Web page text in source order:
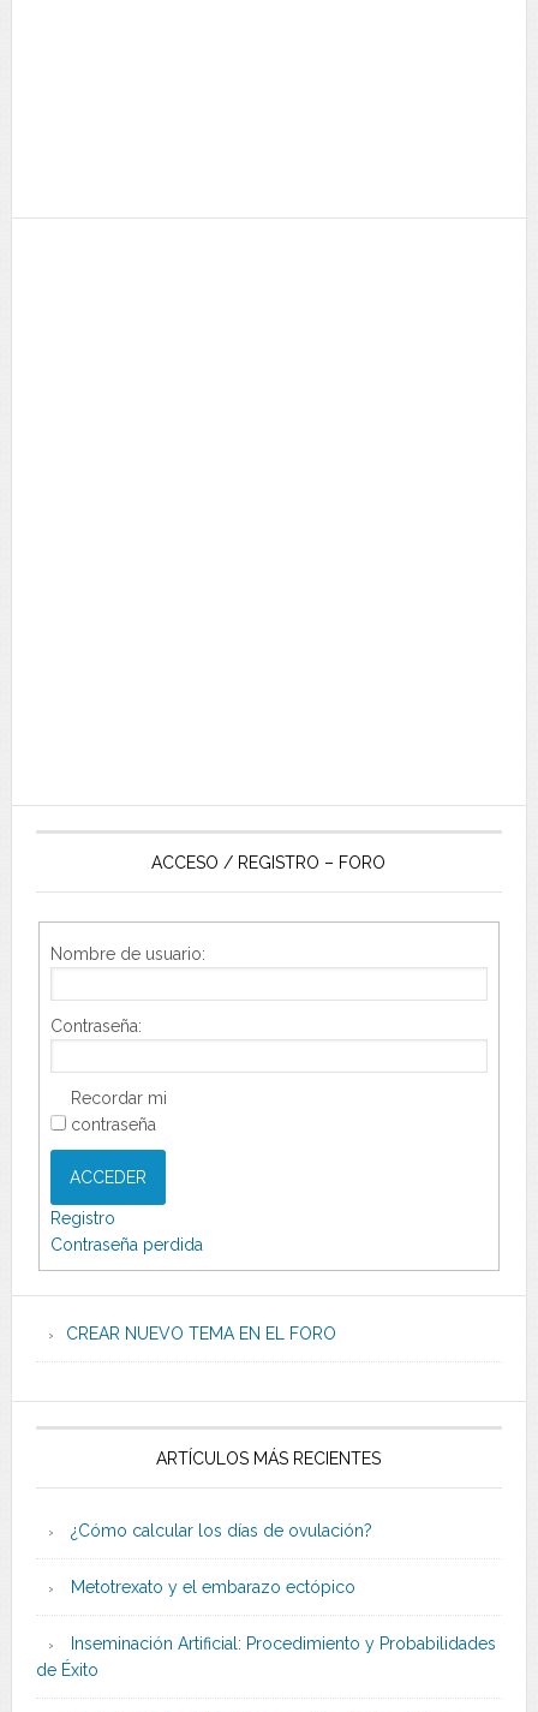
ACCESO / REGISTRO – FORO
Nombre de usuario:
Contraseña:
Recordar mi
contraseña
ACCEDER
Registro
Contraseña perdida
CREAR NUEVO TEMA EN EL FORO
ARTÍCULOS MÁS RECIENTES
¿Cómo calcular los días de ovulación?
Metotrexato y el embarazo ectópico
Inseminación Artificial: Procedimiento y Probabilidades
de Éxito